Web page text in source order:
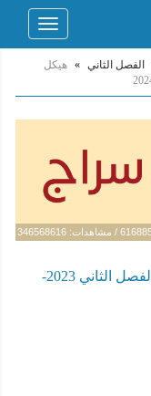
Toggle
الفصل الثاني » هيكل
هيكل امتحان الاجتماعيات الصف الرابع الفصل الثاني 2023-